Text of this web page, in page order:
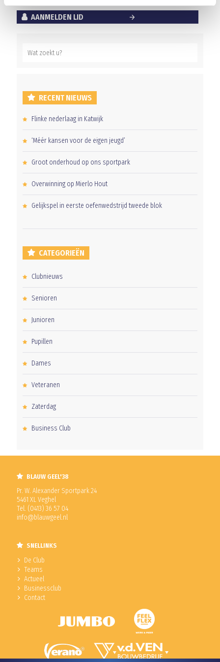
AANMELDEN LID
RECENT NIEUWS
Flinke nederlaag in Katwijk
‘Méér kansen voor de eigen jeugd’
Groot onderhoud op ons sportpark
Overwinning op Mierlo Hout
Gelijkspel in eerste oefenwedstrijd tweede blok
CATEGORIEËN
Clubnieuws
Senioren
Junioren
Pupillen
Dames
Veteranen
Zaterdag
Business Club
BLAUW GEEL'38
Pr. W. Alexander Sportpark 24
5461 XL Veghel
Tel. (0413) 36 57 04
info@blauwgeel.nl
SNELLINKS
De Club
Teams
Actueel
Businessclub
Contact